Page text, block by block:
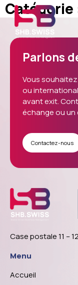
principal
Catégorie
Parlons
Vous
ou
avant exit.
échange ou un
Contactez-nous
Case postale 11 –
Menu
Accueil